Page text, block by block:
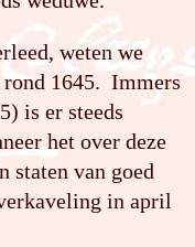
weten we
1645. Immers
is er steeds
het over deze
staten van goed
in april